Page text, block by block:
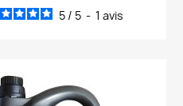
5 / 5 - 1avis